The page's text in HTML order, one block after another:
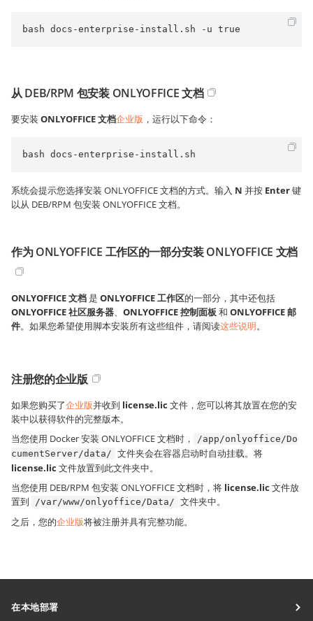
bash docs-enterprise-install.sh -u true
从 DEB/RPM 包安装 ONLYOFFICE 文档
要安装 ONLYOFFICE 文档企业版 ，运行以下命令：
bash docs-enterprise-install.sh
系统会提示您选择安装 ONLYOFFICE 文档的方式。输入 N 并按 Enter键
以从 DEB/RPM 包安装 ONLYOFFICE 文档。
作为 ONLYOFFICE 工作区的一部分安装 ONLYOFFICE 文档
ONLYOFFICE 文档是 ONLYOFFICE 工作区的一部分，其中还包括
ONLYOFFICE 社区服务器、 ONLYOFFICE 控制面板和 ONLYOFFICE 邮
件。如果您希望使用脚本安装所有这些组件，请阅读这些说明。
注册您的企业版
如果您购买了企业版并收到 license.lic 文件，您可以将其放置在您的安
装中以获得软件的完整版本。
当您使用 Docker 安装 ONLYOFFICE 文档时，
/app/onlyoffice/Do
cumentServer/data/ 文件夹会在容器启动时自动挂载。将
license.lic 文件放置到此文件夹中。
当您使用 DEB/RPM 包安装 ONLYOFFICE 文档时，将 license.lic 文件放
置到
/var/www/onlyoffice/Data/ 文件夹中。
之后，您的企业版将被注册并具有完整功能。
在本地部署